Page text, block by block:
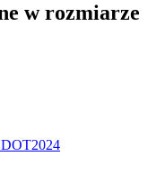
w rozmiarze